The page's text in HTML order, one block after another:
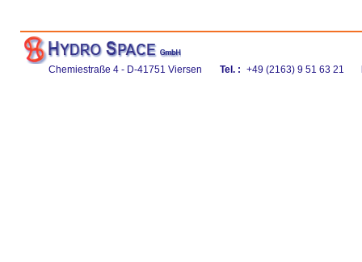
Chemiestraße 4 - D-41751 Viersen Tel. : +49 (2163) 9 51 63 21